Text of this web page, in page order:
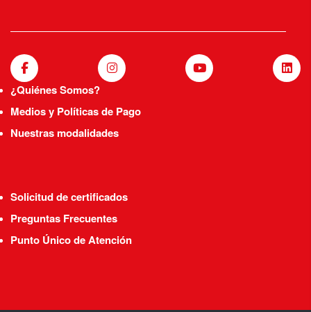
¿Quiénes Somos?
Medios y Políticas de Pago
Nuestras modalidades
Solicitud de certificados
Preguntas Frecuentes
Punto Único de Atención